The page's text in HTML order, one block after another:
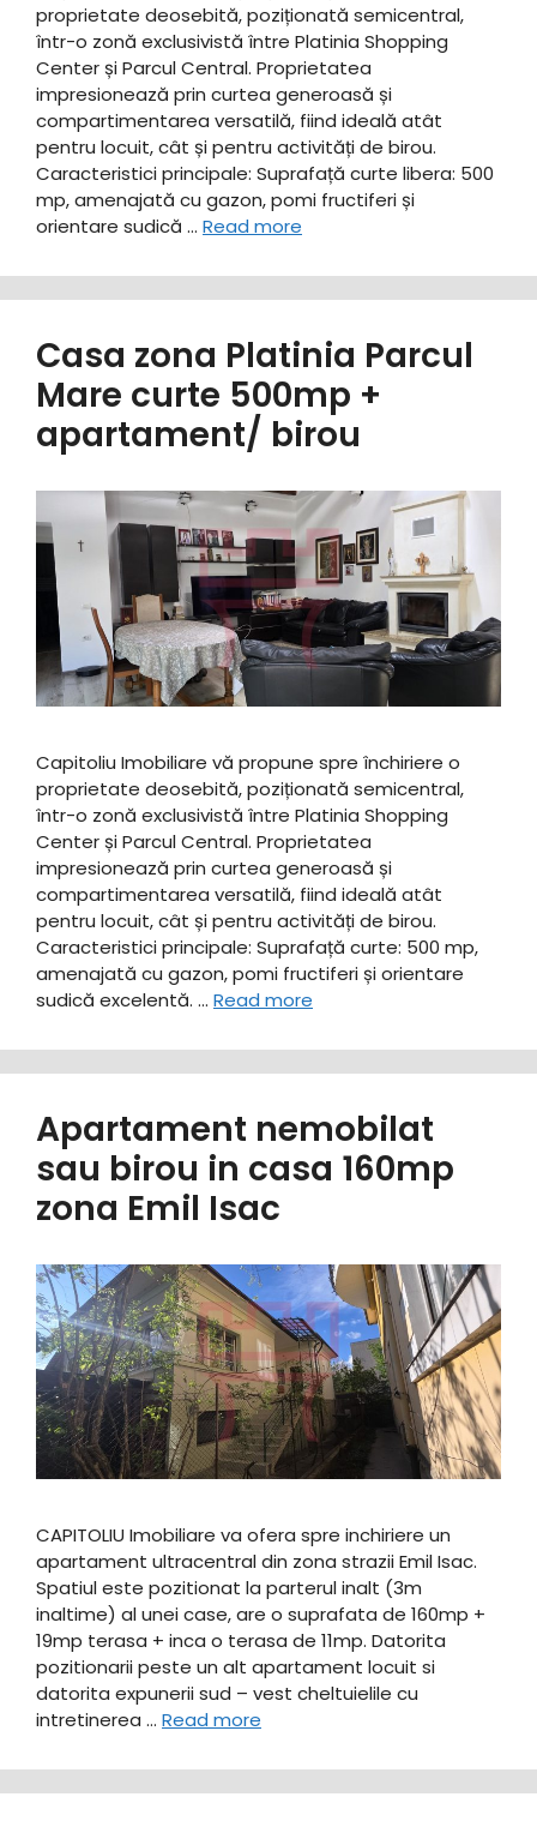
proprietate deosebită, poziționată semicentral,
într-o zonă exclusivistă între Platinia Shopping
Center și Parcul Central. Proprietatea
impresionează prin curtea generoasă și
compartimentarea versatilă, fiind ideală atât
pentru locuit, cât și pentru activități de birou. ​
Caracteristici principale: ​Suprafață curte libera: 500
mp, amenajată cu gazon, pomi fructiferi și
orientare sudică … Read more
Casa zona Platinia Parcul
Mare curte 500mp +
apartament/ birou
Capitoliu Imobiliare vă propune spre închiriere o
proprietate deosebită, poziționată semicentral,
într-o zonă exclusivistă între Platinia Shopping
Center și Parcul Central. Proprietatea
impresionează prin curtea generoasă și
compartimentarea versatilă, fiind ideală atât
pentru locuit, cât și pentru activități de birou. ​
Caracteristici principale: ​Suprafață curte: 500 mp,
amenajată cu gazon, pomi fructiferi și orientare
sudică excelentă. … Read more
Apartament nemobilat
sau birou in casa 160mp
zona Emil Isac
CAPITOLIU Imobiliare va ofera spre inchiriere un
apartament ultracentral din zona strazii Emil Isac.
Spatiul este pozitionat la parterul inalt (3m
inaltime) al unei case, are o suprafata de 160mp +
19mp terasa + inca o terasa de 11mp. Datorita
pozitionarii peste un alt apartament locuit si
datorita expunerii sud – vest cheltuielile cu
intretinerea … Read more